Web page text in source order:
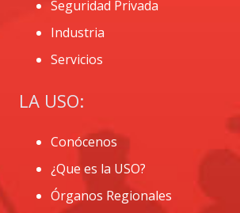
Seguridad Privada
Industria
Servicios
LA USO:
Conócenos
¿Que es la USO?
Órganos Regionales